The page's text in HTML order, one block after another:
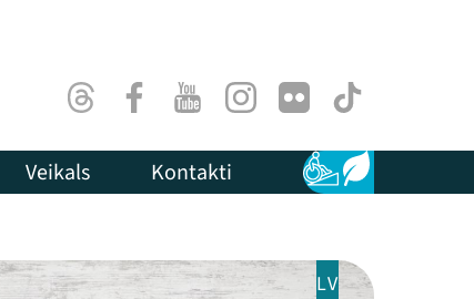
ThreadsFacebookYoutubeInstagram
Flick TikTok
Veikals Kontakti Pieejamība
Ilgtspēja
LV